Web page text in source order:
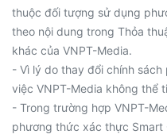
thuộc đối tượng sử dụng
theo nội dung trong Thỏa
khác của VNPT-Media.
- Vì lý do thay đổi chính
việc VNPT-Media không thể
- Trong trường hợp VNPT-
phương thức xác thực Smart